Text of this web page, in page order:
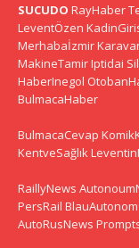
SUCUDO RayHaber
LeventÖzen
Merhabaİzmir
MakineTamirIptidai
HaberInegol
BulmacaHaber
BulmacaCevap
KentveSağlık
RaillyNews
PersRail BlauAutonom
AutoRusNews